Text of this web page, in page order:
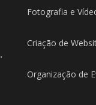
Fotografia e
Criação de
Organização de